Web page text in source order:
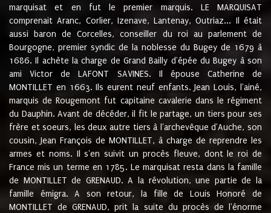
marquisat et en fut le premier marquis. LE MARQUISAT
comprenait Aranc, Corlier, Izenave, Lantenay, Outriaz... Il était
aussi baron de Corcelles, conseiller du roi au parlement de
Bourgogne, premier syndic de la noblesse du Bugey de 1679 à
1686. Il achète la charge de Grand Bailly d'épée du Bugey à son
ami Victor de LAFONT SAVINES. Il épouse Catherine de
MONTILLET en 1663. Ils eurent neuf enfants. Jean Louis, l'ainé,
marquis de Rougemont fut capitaine cavalerie dans le régiment
du Dauphin. Avant de décéder, il fit le partage, un tiers pour ses
frère et soeurs, les deux autre tiers à l'archevêque d'Auche, son
cousin, Jean François de MONTILLET, à charge de reprendre les
armes et noms. Il s'en suivit un procès fleuve, dont le roi de
France mis un terme en 1785. Le marquisat resta dans la famille
de MONTILLET de GRENAUD. A la révolution, une partie de la
famille émigra. A son retour, la fille de Louis Honoré de
MONTILLET de GRENAUD, prit la suite du procès de l'énorme